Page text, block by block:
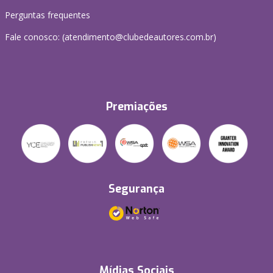
Perguntas frequentes
Fale conosco: (atendimento@clubedeautores.com.br)
Premiações
Segurança